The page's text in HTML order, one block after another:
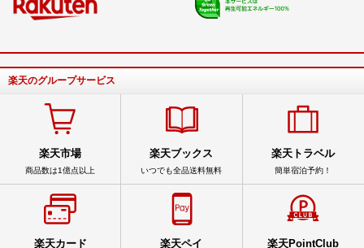
楽天のグループサービス
楽天市場
商品数は1億点以上
楽天ブックス
いつでも全品送料無料
楽天トラベル
簡単宿泊予約！
楽天カード 楽天ペイ 楽天PointClub